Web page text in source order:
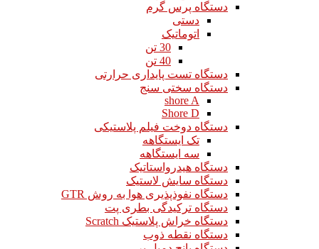
دستگاه پرس گرم
دستی
اتوماتیک
30 تن
40 تن
دستگاه تست پایداری حرارتی
دستگاه سختی سنج
shore A
Shore D
دستگاه دوخت فیلم پلاستیکی
تک ایستگاهه
سه ایستگاهه
دستگاه هیدرواستاتیک
دستگاه سایش لاستیک
دستگاه نفوذپذیری هوا به روش GTR
دستگاه ترکیدگی بطری پت
دستگاه خراش پلاستیک Scratch
دستگاه نقطه ذوب